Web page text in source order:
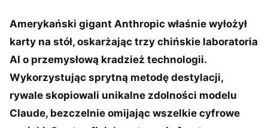
Amerykański gigant Anthropic właśnie wyłożył
karty na stół, oskarżając trzy chińskie laboratoria
AI o przemysłową kradzież technologii.
Wykorzystując sprytną metodę destylacji,
rywale skopiowali unikalne zdolności modelu
Claude, bezczelnie omijając wszelkie cyfrowe